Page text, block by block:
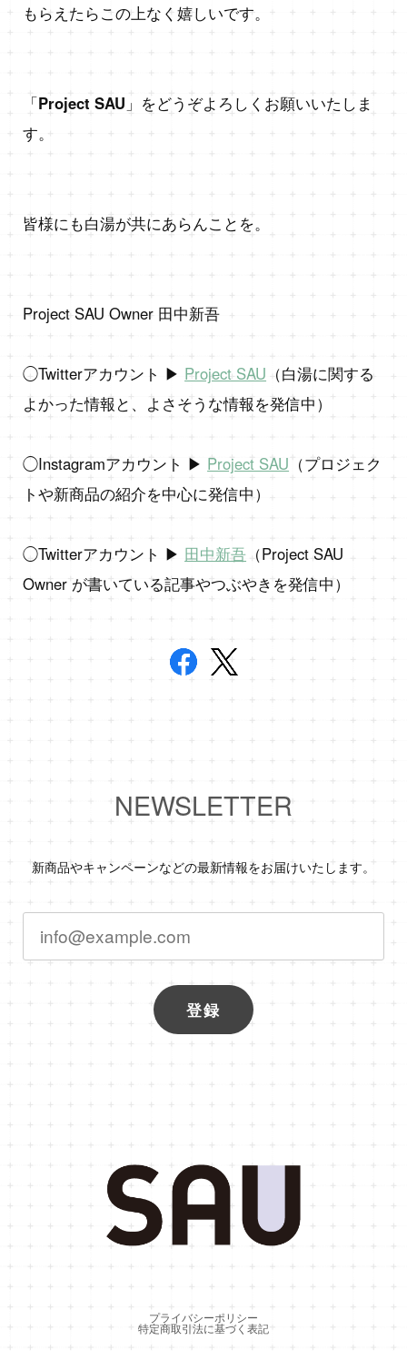
もらえたらこの上なく嬉しいです。
「Project SAU 」をどうぞよろしくお願いいたしま
す。
皆様にも白湯が共にあらんことを。
Project SAU Owner 田中新吾
◯Twitterアカウント ▶︎ Project SAU （白湯に関する
よかった情報と、よさそうな情報を発信中）
◯Instagramアカウント ▶︎ Project SAU （プロジェク
トや新商品の紹介を中心に発信中）
◯Twitterアカウント ▶︎ 田中新吾 （Project SAU
Owner が書いている記事やつぶやきを発信中）
NEWSLETTER
新商品やキャンペーンなどの最新情報をお届けいたします。
登録
プライバシーポリシー
特定商取引法に基づく表記